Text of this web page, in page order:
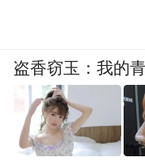
盗香窃玉：我的